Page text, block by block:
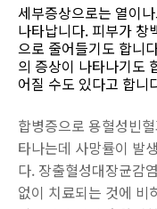
세부증상으로는 열이
나타납니다. 피부가 창
으로 줄어들기도 합니
의 증상이 나타나기도
어질 수도 있다고 합니
합병증으로 용혈성빈
타나는데 사망률이 발
다. 장출혈성대장균감
없이 치료되는 것에 비